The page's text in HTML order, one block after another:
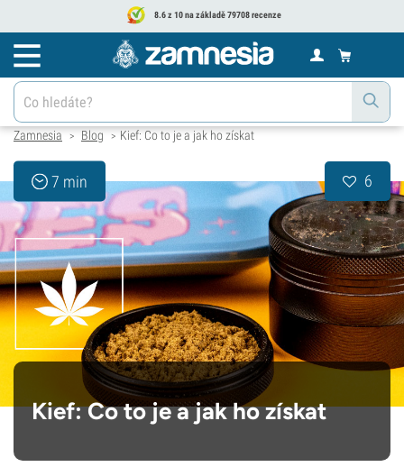
8.6 z 10 na základě 79708 recenze
Zamnesia > Blog > Kief: Co to je a jak ho získat
7 min 6
Kief: Co to je a jak ho získat